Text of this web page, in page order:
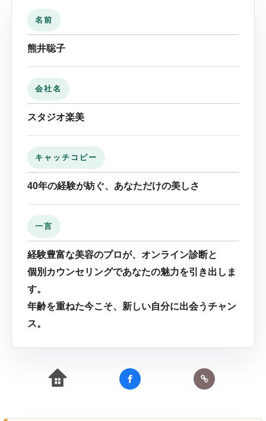
名前
熊井聡子
会社名
スタジオ楽美
キャッチコピー
40年の経験が紡ぐ、あなただけの美しさ
一言
経験豊富な美容のプロが、オンライン診断と
個別カウンセリングであなたの魅力を引き出しま
す。
年齢を重ねた今こそ、新しい自分に出会うチャン
ス。